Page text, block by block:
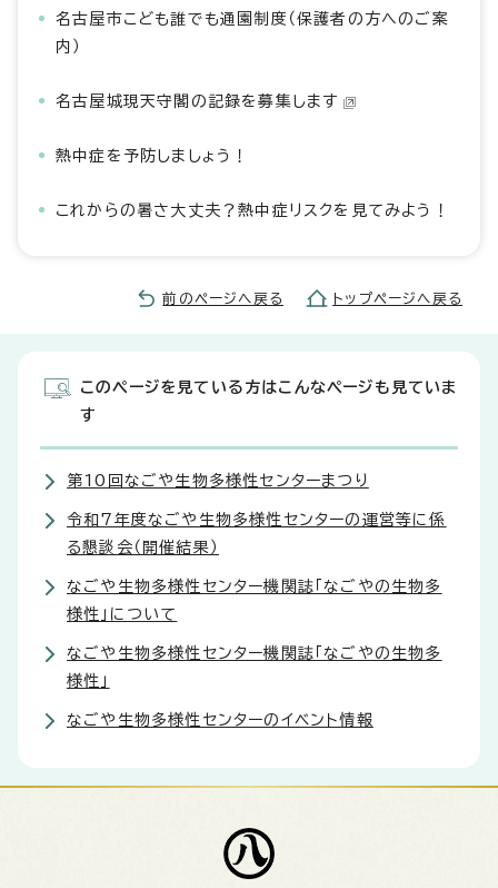
名古屋市こども誰でも通園制度（保護者の方へのご案
内）
名古屋城現天守閣の記録を募集します
熱中症を予防しましょう！
これからの暑さ大丈夫？熱中症リスクを見てみよう！
前のページへ戻る トップページへ戻る
このページを見ている方はこんなページも見ていま
す
第10回なごや生物多様性センターまつり
令和7年度なごや生物多様性センターの運営等に係
る懇談会（開催結果）
なごや生物多様性センター機関誌「なごやの生物多
様性」について
なごや生物多様性センター機関誌「なごやの生物多
様性」
なごや生物多様性センターのイベント情報